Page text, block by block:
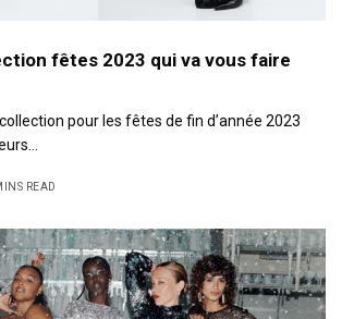
fêtes 2023 qui va vous faire
pour les fêtes de fin d’année 2023
READ